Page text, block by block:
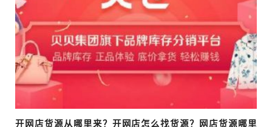
开网店货源从哪里来？开网店怎么找货源？网店货源哪里